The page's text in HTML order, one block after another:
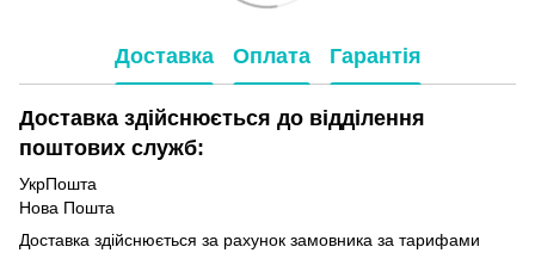
Доставка Оплата Гарантія
Доставка здійснюється до відділення
поштових служб:
УкрПошта
Нова Пошта
Доставка здійснюється за рахунок замовника за тарифами